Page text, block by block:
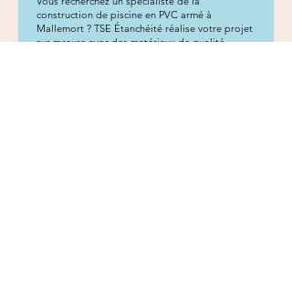
construction de piscine en PVC armé à
Mallemort ? TSE Étanchéité réalise votre projet
sur mesure avec des matériaux de qualité.